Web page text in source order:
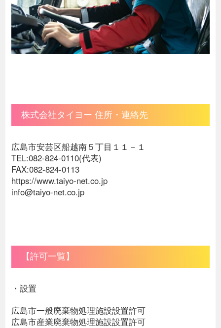
株式会社タイヨー 住所・連絡先
広島市安芸区船越南５丁目１１－１
TEL:082-824-0110(代表)
FAX:082-824-0113
https://www.taiyo-net.co.jp
info@taiyo-net.co.jp
【許可一覧】
・設置
広島市一般廃棄物処理施設設置許可
広島市産業廃棄物処理施設設置許可